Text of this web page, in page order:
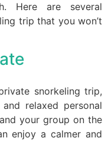
Here are several
trip that you won’t
snorkeling trip,
relaxed personal
your group on the
enjoy a calmer and